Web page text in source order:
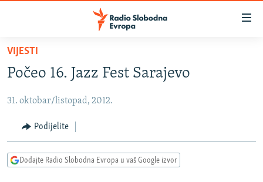
Pređite
glavni
Pređite
Pređite
BOSNA I HERCEGOVINA
SRBIJA
KOSOVO
VIZUELNO
VIJESTI
Počeo 16. Jazz Fest Sarajevo
31. oktobar/listopad, 2012.
Podijelite
Dodajte Radio Slobodna Evropa u vaš Google izvor